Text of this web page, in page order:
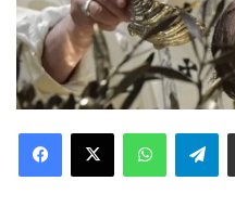
Telegram